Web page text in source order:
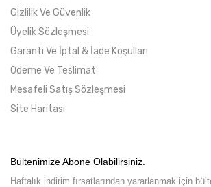
Gizlilik Ve Güvenlik
Üyelik Sözleşmesi
Garanti Ve İptal & İade Koşulları
Ödeme Ve Teslimat
Mesafeli Satış Sözleşmesi
Site Haritası
Bültenimize Abone Olabilirsiniz.
Haftalık indirim fırsatlarından yararlanmak için